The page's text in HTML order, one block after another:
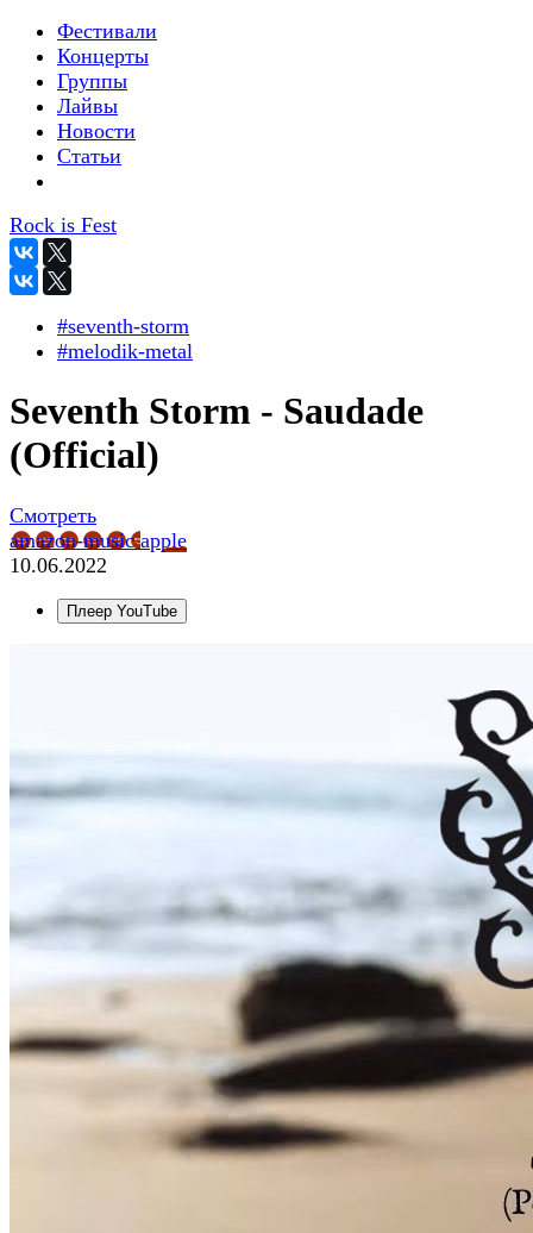
Фестивали
Концерты
Группы
Лайвы
Новости
Статьи
Rock is Fest
#seventh-storm
#melodik-metal
Seventh Storm - Saudade
(Official)
Смотреть
amazon-musicapple
10.06.2022
Плеер YouTube